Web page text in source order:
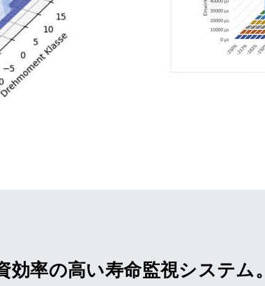
効率の高い寿命監視システム。